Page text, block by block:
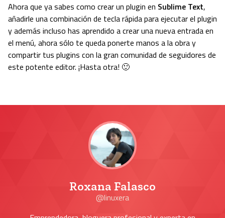
Ahora que ya sabes como crear un plugin en Sublime Text,
añadirle una combinación de tecla rápida para ejecutar el plugin
y además incluso has aprendido a crear una nueva entrada en
el menú, ahora sólo te queda ponerte manos a la obra y
compartir tus plugins con la gran comunidad de seguidores de
este potente editor. ¡Hasta otra! 🙂
Roxana Falasco
@linuxera